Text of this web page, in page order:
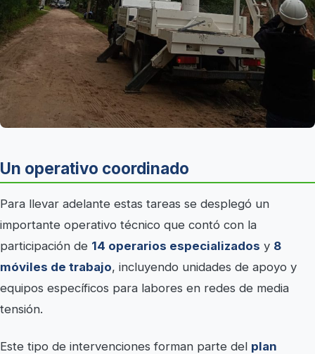
Un operativo coordinado
Para llevar adelante estas tareas se desplegó un
importante operativo técnico que contó con la
participación de 14 operarios especializados y 8
móviles de trabajo, incluyendo unidades de apoyo y
equipos específicos para labores en redes de media
tensión.
Este tipo de intervenciones forman parte del plan